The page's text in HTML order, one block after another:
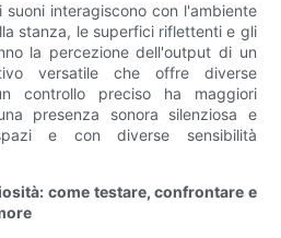
interagiscono con l'ambiente
stanza, le superfici riflettenti e gli
la percezione dell'output di un
versatile che offre diverse
controllo preciso ha maggiori
presenza sonora silenziosa e
e con diverse sensibilità
come testare, confrontare e